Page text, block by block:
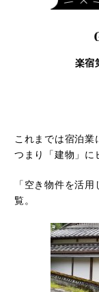
楽宿
これまでは宿泊業
つまり「建物」に
「空き物件を活
覧。